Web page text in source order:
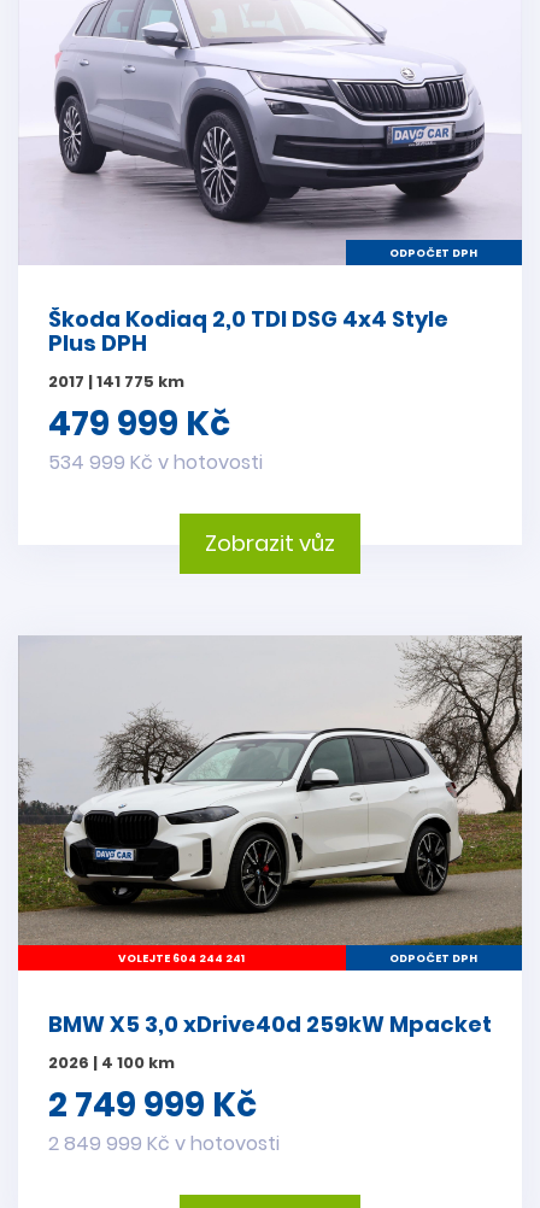
ODPOČET DPH
Škoda Kodiaq 2,0 TDI DSG 4x4 Style
Plus DPH
2017 | 141 775 km
479 999 Kč
534 999 Kč v hotovosti
Zobrazit vůz
VOLEJTE 604 244 241 ODPOČET DPH
BMW X5 3,0 xDrive40d 259kW Mpacket
2026 | 4 100 km
2 749 999 Kč
2 849 999 Kč v hotovosti